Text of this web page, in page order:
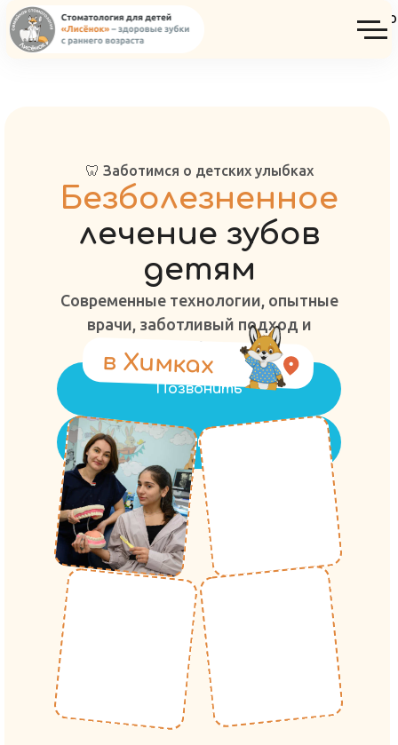
Консультация ортодонта детского
🦷 Заботимся о детских улыбках
Безболезненное
лечение зубов
детям
Современные технологии, опытные
врачи, заботливый подход и
Позвонить
Написать в WhatsApp
в Xимках